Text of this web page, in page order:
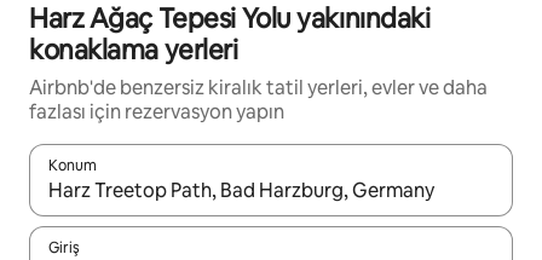
Harz Ağaç Tepesi Yolu yakınındaki
konaklama yerleri
Airbnb'de benzersiz kiralık tatil yerleri, evler ve daha
fazlası için rezervasyon yapın
Konum
Sonuçlar kullanılabilir olduğunda yukarı ve aşağı oklarıyla
Giriş